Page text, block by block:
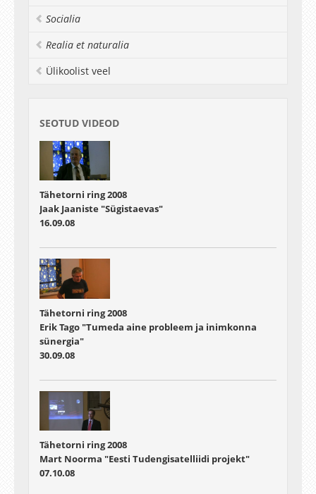
Socialia
Realia et naturalia
Ülikoolist veel
SEOTUD VIDEOD
Tähetorni ring 2008
Jaak Jaaniste "Sügistaevas"
16.09.08
Tähetorni ring 2008
Erik Tago "Tumeda aine probleem ja inimkonna
sünergia"
30.09.08
Tähetorni ring 2008
Mart Noorma "Eesti Tudengisatelliidi projekt"
07.10.08